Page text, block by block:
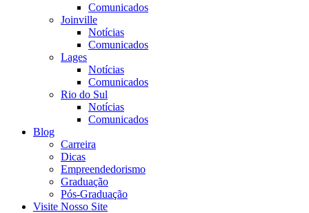
Comunicados
Joinville
Notícias
Comunicados
Lages
Notícias
Comunicados
Rio do Sul
Notícias
Comunicados
Blog
Carreira
Dicas
Empreendedorismo
Graduação
Pós-Graduação
Visite Nosso Site